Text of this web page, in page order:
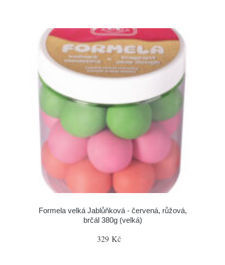
Formela velká Jablůňková - červená, růžová,
brčál 380g (velká)
329 Kč